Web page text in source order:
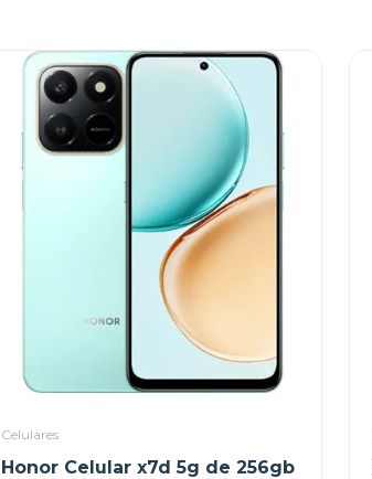
Celulares
Honor Celular x7d 5g de 256gb